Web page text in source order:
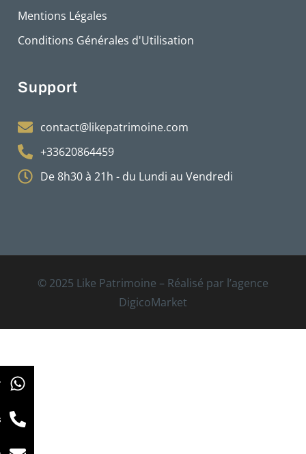
Mentions Légales
Conditions Générales d'Utilisation
Support
contact@likepatrimoine.com
+33620864459
De 8h30 à 21h - du Lundi au Vendredi
© 2025 Like Patrimoine – Réalisé par l’agence
DigicoMarket